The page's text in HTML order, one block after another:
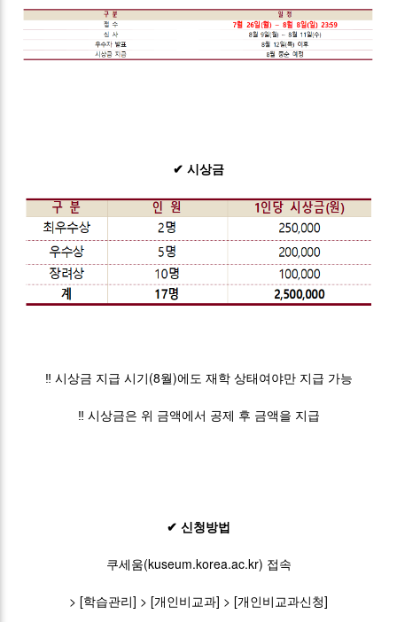
✔ 시상금
‼ 시상금 지급 시기(8월)에도 재학 상태여야만 지급 가능
‼ 시상금은 위 금액에서 공제 후 금액을 지급
✔ 신청방법
쿠세움(kuseum.korea.ac.kr) 접속
> [학습관리] > [개인비교과] > [개인비교과신청]